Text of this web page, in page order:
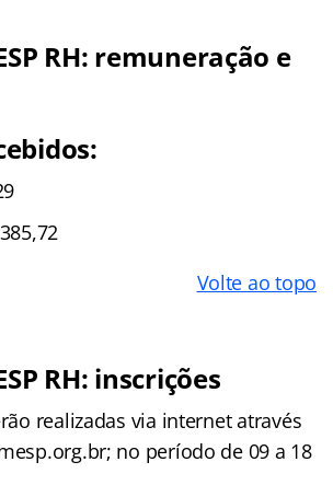
RH: remuneração e
Volte ao topo
RH: inscrições
realizadas via internet através
no período de 09 a 18